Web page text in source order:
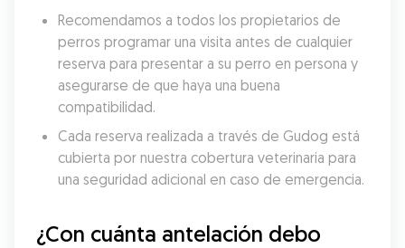
Recomendamos a todos los propietarios de
perros programar una visita antes de cualquier
reserva para presentar a su perro en persona y
asegurarse de que haya una buena
compatibilidad.
Cada reserva realizada a través de Gudog está
cubierta por nuestra cobertura veterinaria para
una seguridad adicional en caso de emergencia.
¿Con cuánta antelación debo